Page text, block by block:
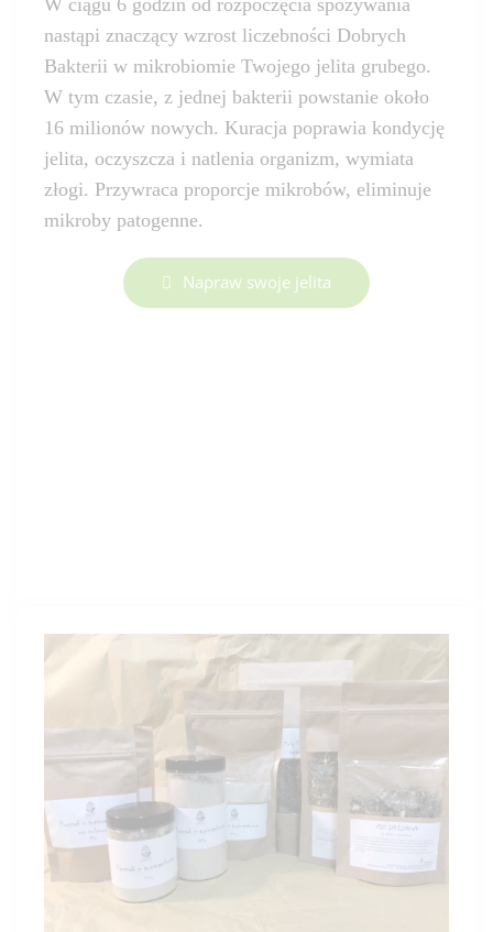
nastąpi znaczący wzrost liczebności Dobrych
Bakterii w mikrobiomie Twojego jelita grubego.
W tym czasie, z jednej bakterii powstanie około
16 milionów nowych. Kuracja poprawia kondycję
jelita, oczyszcza i natlenia organizm, wymiata
złogi. Przywraca proporcje mikrobów, eliminuje
mikroby patogenne.
Napraw swoje jelita